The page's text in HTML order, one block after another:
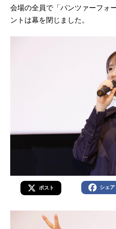
会場の全員で「パンツァーフォ
ントは幕を閉じました。
ポスト シェア